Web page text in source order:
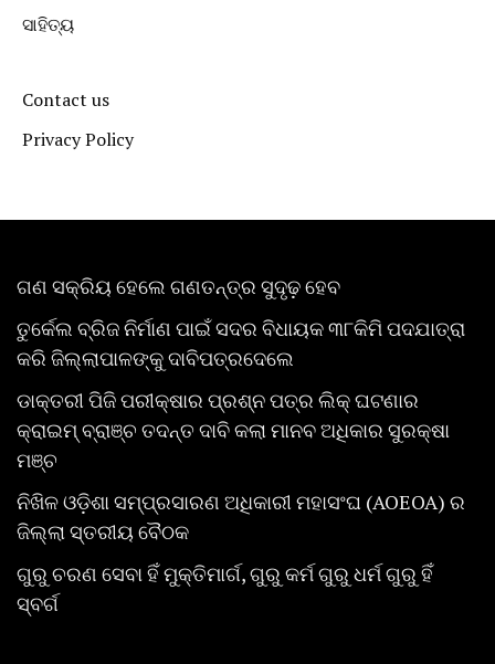
ସାହିତ୍ୟ
Contact us
Privacy Policy
ଗଣ ସକ୍ରିୟ ହେଲେ ଗଣତନ୍ତ୍ର ସୁଦୃଢ଼ ହେବ
ତୁର୍କେଲ ବ୍ରିଜ ନିର୍ମାଣ ପାଇଁ ସଦର ବିଧାୟକ ୩୮କିମି ପଦଯାତ୍ରା
କରି ଜିଲ୍ଲାପାଳଙ୍କୁ ଦାବିପତ୍ରଦେଲେ
ଡାକ୍ତରୀ ପିଜି ପରୀକ୍ଷାର ପ୍ରଶ୍ନ ପତ୍ର ଲିକ୍ ଘଟଣାର
କ୍ରାଇମ୍ ବ୍ରାଞ୍ଚ ତଦନ୍ତ ଦାବି କଲା ମାନବ ଅଧିକାର ସୁରକ୍ଷା
ମଞ୍ଚ
ନିଖିଳ ଓଡ଼ିଶା ସମ୍ପ୍ରସାରଣ ଅଧିକାରୀ ମହାସଂଘ (AOEOA) ର
ଜିଲ୍ଲା ସ୍ତରୀୟ ବୈଠକ
ଗୁରୁ ଚରଣ ସେବା ହିଁ ମୁକ୍ତିମାର୍ଗ, ଗୁରୁ କର୍ମ ଗୁରୁ ଧର୍ମ ଗୁରୁ ହିଁ
ସ୍ବର୍ଗ